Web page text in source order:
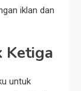
iklan dan
Ketiga
untuk